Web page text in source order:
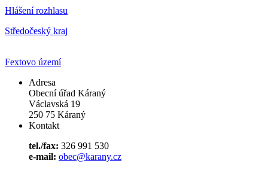
Hlášení rozhlasu
Středočeský kraj
Fextovo území
Adresa
Obecní úřad Káraný
Václavská 19
250 75 Káraný
Kontakt
tel./fax: 326 991 530
e-mail: obec@karany.cz